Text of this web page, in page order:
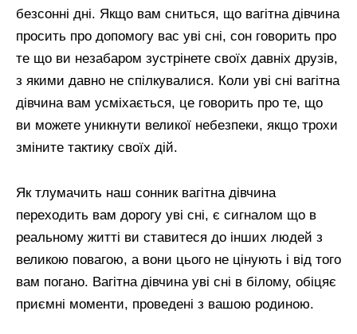
безсонні дні. Якщо вам сниться, що вагітна дівчина
просить про допомогу вас уві сні, сон говорить про
те що ви незабаром зустрінете своїх давніх друзів,
з якими давно не спілкувалися. Коли уві сні вагітна
дівчина вам усміхається, це говорить про те, що
ви можете уникнути великої небезпеки, якщо трохи
зміните тактику своїх дій.
Як тлумачить наш сонник вагітна дівчина
переходить вам дорогу уві сні, є сигналом що в
реальному житті ви ставитеся до інших людей з
великою повагою, а вони цього не цінують і від того
вам погано. Вагітна дівчина уві сні в білому, обіцяє
приємні моменти, проведені з вашою родиною.